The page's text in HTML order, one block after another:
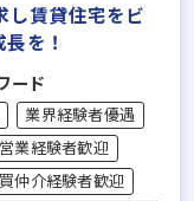
し賃貸住宅をビ
を！
ード
業界経験者優遇
業経験者歓迎
仲介経験者歓迎